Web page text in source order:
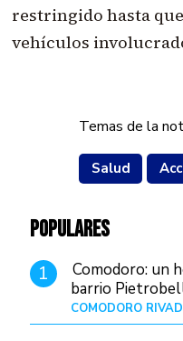
restringido hasta
vehículos
Temas de la
Salud
POPULARES
1
Comodoro: un
barrio
COMODORO